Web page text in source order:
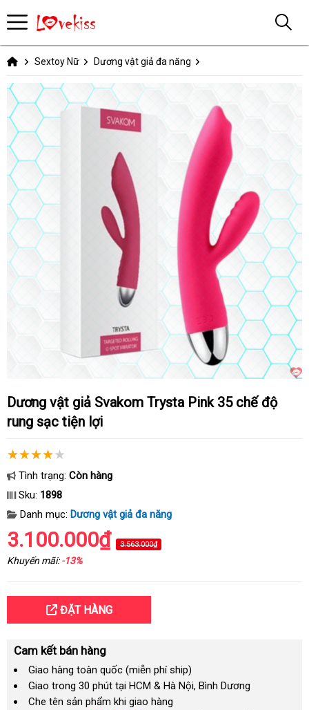
Sextoy Nữ Dương vật giả đa năng
Dương vật giả Svakom Trysta Pink 35 chế độ
rung sạc tiện lợi
Tình trạng: Còn hàng
Sku: 1898
Danh mục: Dương vật giả đa năng
3.100.000₫ 3.563.000₫
Khuyến mãi:-13%
ĐẶT HÀNG
Cam kết bán hàng
Giao hàng toàn quốc (miễn phí ship)
Giao trong 30 phút tại HCM & Hà Nội, Bình Dương
Che tên sản phẩm khi giao hàng